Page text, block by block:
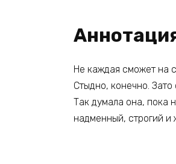
Не каждая сможет на
Стыдно, конечно. Зато
Так думала она, пока
надменный, строгий и